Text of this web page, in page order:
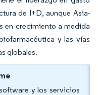
de I+D, aunque Asia-
en crecimiento a medida
y las vías
globales.
y los servicios